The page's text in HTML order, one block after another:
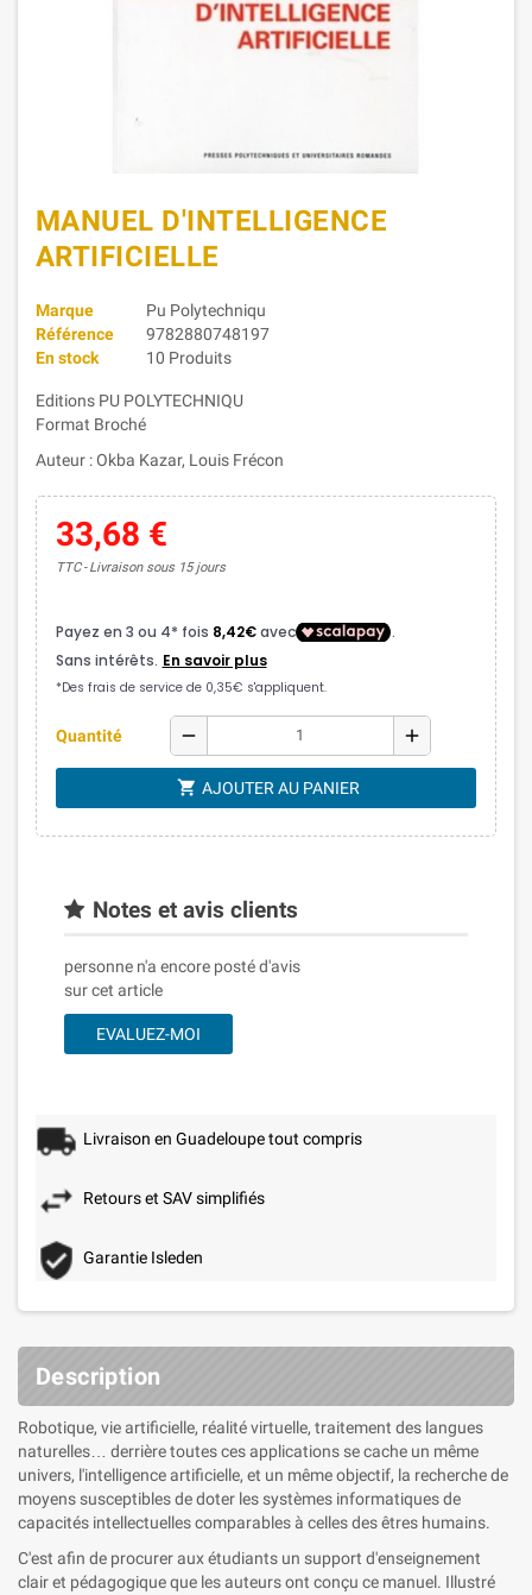
MANUEL D'INTELLIGENCE
ARTIFICIELLE
Marque
Pu Polytechniqu
Référence
9782880748197
En stock
10 Produits
Editions PU POLYTECHNIQU
Format Broché
Auteur : Okba Kazar, Louis Frécon
33,68 €
TTC Livraison sous 15 jours
Quantité remove add
shopping_cart AJOUTER AU PANIER
Notes et avis clients
personne n'a encore posté d'avis
sur cet article
EVALUEZ-MOI
Livraison en Guadeloupe tout compris
Retours et SAV simplifiés
Garantie Isleden
Description
Robotique, vie artificielle, réalité virtuelle, traitement des langues
naturelles… derrière toutes ces applications se cache un même
univers, l'intelligence artificielle, et un même objectif, la recherche de
moyens susceptibles de doter les systèmes informatiques de
capacités intellectuelles comparables à celles des êtres humains.
C'est afin de procurer aux étudiants un support d'enseignement
clair et pédagogique que les auteurs ont conçu ce manuel. Illustré